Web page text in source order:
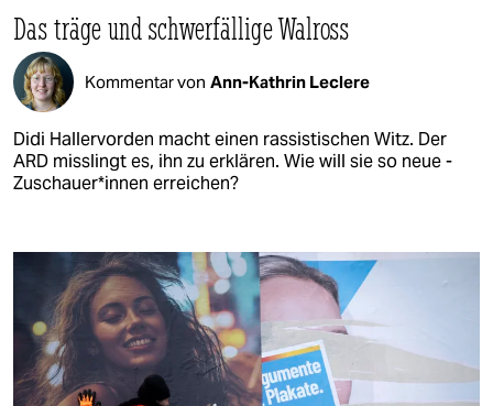
Das träge und schwerfällige Walross
Kommentar von Ann-Kathrin Leclere
Didi Hallervorden macht einen rassistischen Witz. Der
ARD misslingt es, ihn zu erklären. Wie will sie so neue ­
Zuschaue­r*in­nen erreichen?